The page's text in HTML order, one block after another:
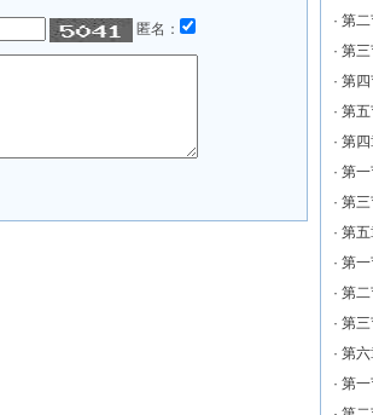
匿名：
· 第
· 第
· 第四
· 第
· 第
· 第
· 第
· 第五
· 第
· 第
· 第
· 第
· 第一